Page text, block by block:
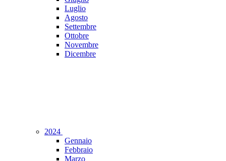
Luglio
Agosto
Settembre
Ottobre
Novembre
Dicembre
2024
Gennaio
Febbraio
Marzo